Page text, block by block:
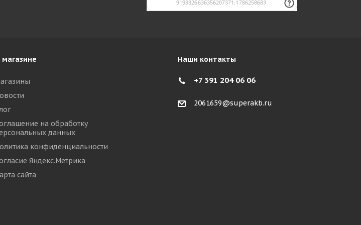
магазине
на обработку
данных
конфиденциальности
Яндекс.Метрика
сайта
Наши контакты
+7 391 204 06 06
2061659@superakb.ru